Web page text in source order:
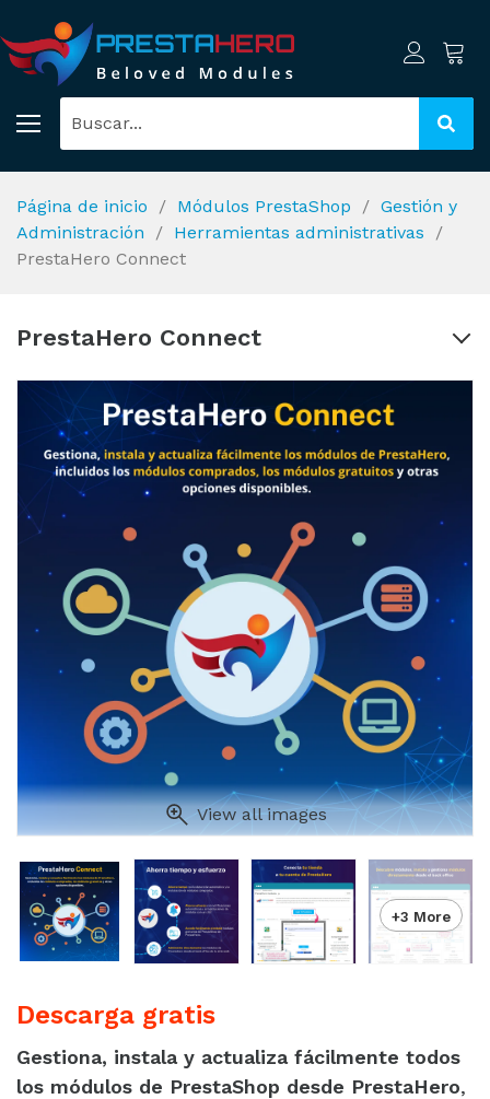
Página de inicio Módulos PrestaShop
Gestión y
Administración
Herramientas administrativas
PrestaHero Connect
PrestaHero Connect
View all images
+3 More
Descarga gratis
Gestiona, instala y actualiza fácilmente todos
los módulos de PrestaShop desde PrestaHero,